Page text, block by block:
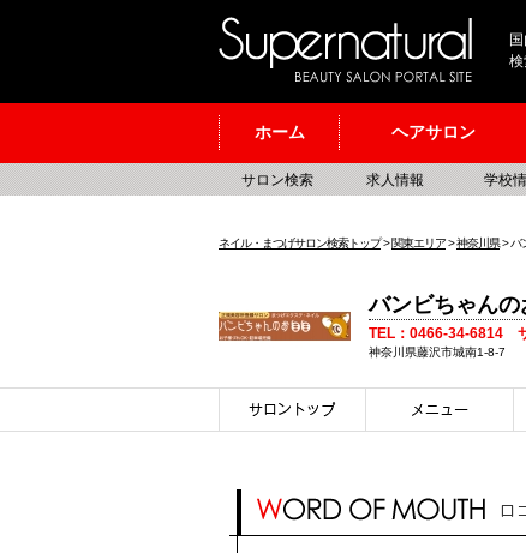
ホーム ヘアサロン
サロン検索 求人情報 学校
ネイル・まつげサロン検索トップ>関東エリア>神奈川県> バ
バンビちゃん
TEL：0466-34-6814
神奈川県藤沢市城南1-8-7